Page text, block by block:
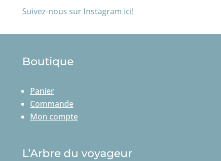
Suivez-nous sur Instagram ici!
Boutique
Panier
Commande
Mon compte
L’Arbre du voyageur